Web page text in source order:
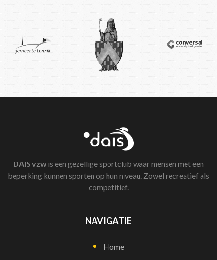
DAIS vzw is een gezellige sportclub waar mensen met een
beperking kunnen sporten op hun niveau. Zowel recreatief als
competitief.
NAVIGATIE
Home